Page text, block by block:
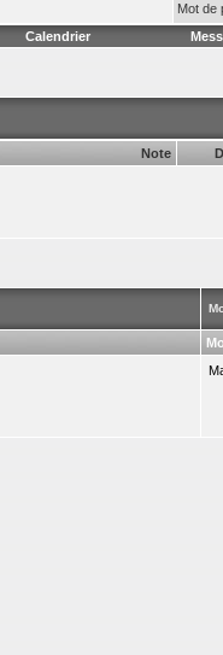
Mot de
Calendrier
Note